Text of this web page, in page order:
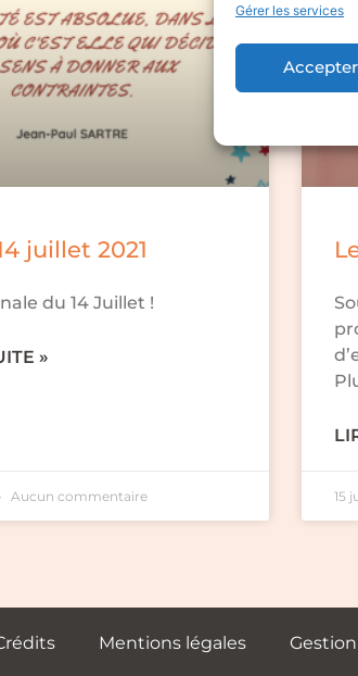
Gérer les services
Accepter
juillet 2021
du 14 Juillet !
»
Aucun commentaire 15
Mentions légales